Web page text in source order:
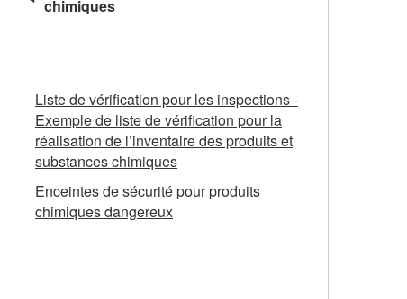
chimiques
Liste de vérification pour les inspections -
Exemple de liste de vérification pour la
réalisation de l’inventaire des produits et
substances chimiques
Enceintes de sécurité pour produits
chimiques dangereux